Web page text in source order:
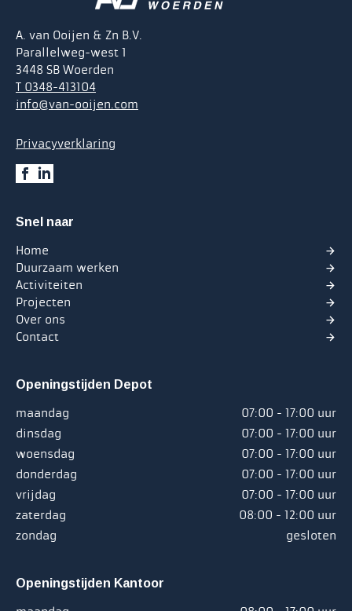
A. van Ooijen & Zn B.V.
Parallelweg-west 1
3448 SB Woerden
T 0348-413104
info@van-ooijen.com
Privacyverklaring
Snel naar
Home
Duurzaam werken
Activiteiten
Projecten
Over ons
Contact
Openingstijden Depot
maandag
07:00 - 17:00 uur
dinsdag
07:00 - 17:00 uur
woensdag
07:00 - 17:00 uur
donderdag
07:00 - 17:00 uur
vrijdag
07:00 - 17:00 uur
zaterdag
08:00 - 12:00 uur
zondag
gesloten
Openingstijden Kantoor